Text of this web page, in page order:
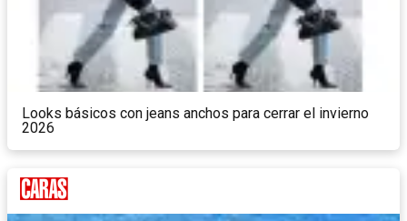
Looks básicos con jeans anchos para cerrar el invierno
2026